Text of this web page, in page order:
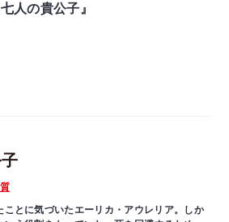
人の貴公子』
とに気づいたエーリカ・アウレリア。しか